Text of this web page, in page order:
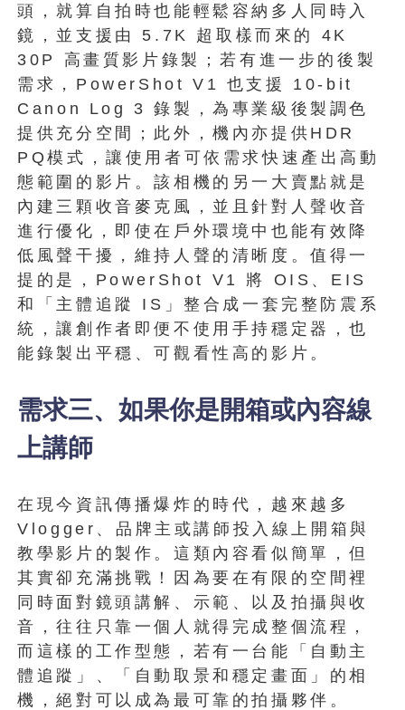
頭，就算自拍時也能輕鬆容納多人同時入
鏡，並支援由 5.7K 超取樣而來的 4K
30P 高畫質影片錄製；若有進一步的後製
需求，PowerShot V1 也支援 10-bit
Canon Log 3 錄製，為專業級後製調色
提供充分空間；此外，機內亦提供HDR
PQ模式，讓使用者可依需求快速產出高動
態範圍的影片。該相機的另一大賣點就是
內建三顆收音麥克風，並且針對人聲收音
進行優化，即使在戶外環境中也能有效降
低風聲干擾，維持人聲的清晰度。值得一
提的是，PowerShot V1 將 OIS、EIS
和「主體追蹤 IS」整合成一套完整防震系
統，讓創作者即便不使用手持穩定器，也
能錄製出平穩、可觀看性高的影片。
需求三、如果你是開箱或內容線
上講師
在現今資訊傳播爆炸的時代，越來越多
Vlogger、品牌主或講師投入線上開箱與
教學影片的製作。這類內容看似簡單，但
其實卻充滿挑戰！因為要在有限的空間裡
同時面對鏡頭講解、示範、以及拍攝與收
音，往往只靠一個人就得完成整個流程，
而這樣的工作型態，若有一台能「自動主
體追蹤」、「自動取景和穩定畫面」的相
機，絕對可以成為最可靠的拍攝夥伴。